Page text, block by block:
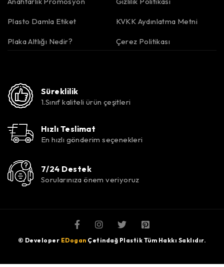
Plasto Damla Etiket
Plaka Altlığı Nedir?
KVKK Aydınlatma Metni
Çerez Politikası
Süreklilik
1.Sınıf kaliteli ürün çeşitleri
Hızlı Teslimat
En hızlı gönderim seçenekleri
7/24 Destek
Sorularınıza önem veriyoruz
© Developer EDogan Çetindağ Plastik Tüm Hakkı Saklıdır.